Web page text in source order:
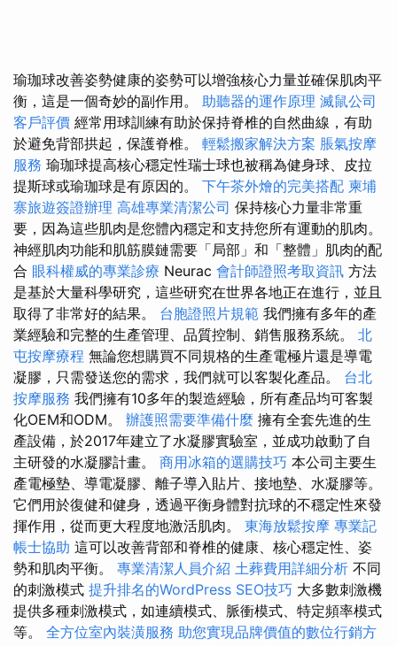
瑜珈球改善姿勢健康的姿勢可以增強核心力量並確保肌肉平
衡，這是一個奇妙的副作用。 助聽器的運作原理 滅鼠公司
客戶評價 經常用球訓練有助於保持脊椎的自然曲線，有助
於避免背部拱起，保護脊椎。 輕鬆搬家解決方案 脹氣按摩
服務 瑜珈球提高核心穩定性瑞士球也被稱為健身球、皮拉
提斯球或瑜珈球是有原因的。 下午茶外燴的完美搭配 柬埔
寨旅遊簽證辦理 高雄專業清潔公司 保持核心力量非常重
要，因為這些肌肉是您體內穩定和支持您所有運動的肌肉。
神經肌肉功能和肌筋膜鏈需要「局部」和「整體」肌肉的配
合 眼科權威的專業診療 Neurac 會計師證照考取資訊 方法
是基於大量科學研究，這些研究在世界各地正在進行，並且
取得了非常好的結果。 台胞證照片規範 我們擁有多年的產
業經驗和完整的生產管理、品質控制、銷售服務系統。 北
屯按摩療程 無論您想購買不同規格的生產電極片還是導電
凝膠，只需發送您的需求，我們就可以客製化產品。 台北
按摩服務 我們擁有10多年的製造經驗，所有產品均可客製
化OEM和ODM。 辦護照需要準備什麼 擁有全套先進的生
產設備，於2017年建立了水凝膠實驗室，並成功啟動了自
主研發的水凝膠計畫。 商用冰箱的選購技巧 本公司主要生
產電極墊、導電凝膠、離子導入貼片、接地墊、水凝膠等。
它們用於復健和健身，透過平衡身體對抗球的不穩定性來發
揮作用，從而更大程度地激活肌肉。 東海放鬆按摩 專業記
帳士協助 這可以改善背部和脊椎的健康、核心穩定性、姿
勢和肌肉平衡。 專業清潔人員介紹 土葬費用詳細分析 不同
的刺激模式 提升排名的WordPress SEO技巧 大多數刺激機
提供多種刺激模式，如連續模式、脈衝模式、特定頻率模式
等。 全方位室內裝潢服務 助您實現品牌價值的數位行銷方